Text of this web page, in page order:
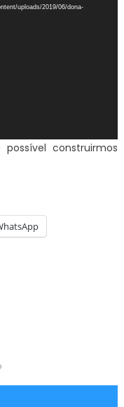
uploads/2019/06/dona-
construirmos